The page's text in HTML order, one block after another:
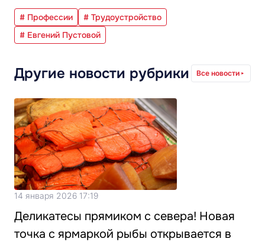
# Профессии
# Трудоустройство
# Евгений Пустовой
Другие новости рубрики Все новости
14 января 2026 17:19
Деликатесы прямиком с севера! Новая
точка с ярмаркой рыбы открывается в